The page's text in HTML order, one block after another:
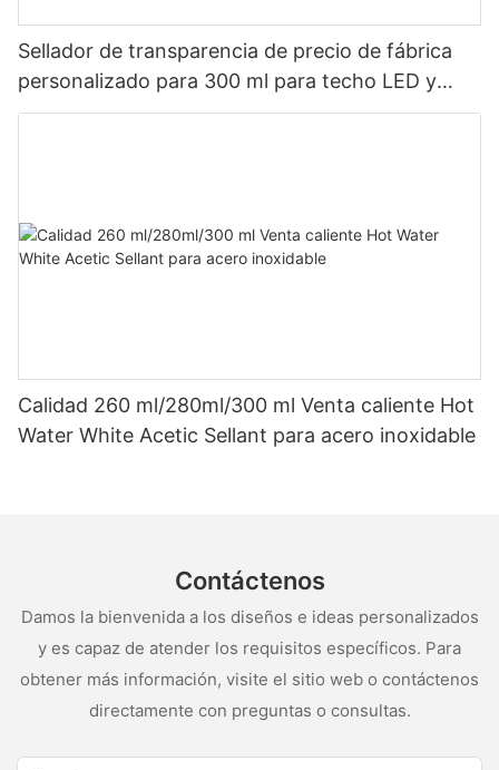
Sellador de transparencia de precio de fábrica
personalizado para 300 ml para techo LED y
sellador de silicona acética de canalones
Calidad 260 ml/280ml/300 ml Venta caliente Hot
Water White Acetic Sellant para acero inoxidable
Contáctenos
Damos la bienvenida a los diseños e ideas personalizados
y es capaz de atender los requisitos específicos. Para
obtener más información, visite el sitio web o contáctenos
directamente con preguntas o consultas.